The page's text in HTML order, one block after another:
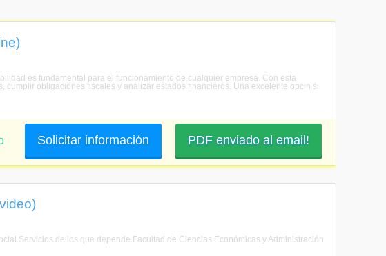
es fundamental para el funcionamiento de cualquier empresa. Con esta
cumplir obligaciones fiscales y analizar estados financieros. Una excelente opcin si
PDF enviado al email!
Solicitar información
de los que depende Facultad de Ciencias Económicas y Administración